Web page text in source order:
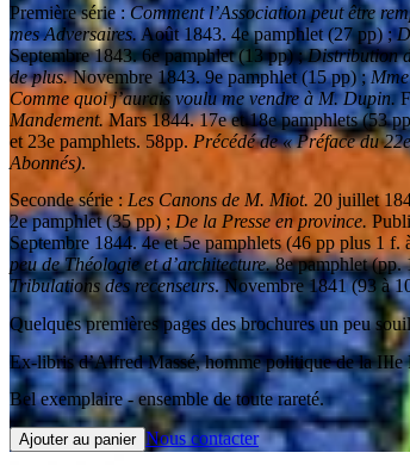
Première série : Comment l’Association peut être
mes Adversaires.Août 1843. 4e pamphlet (27 pp) ;
Septembre 1843. 6e pamphlet (13 pp) ;Distribution
de plus.Novembre 1843. 9e pamphlet (15 pp) ;
Comme quoi j’aurais voulu me vendre à M. Dupin.
Mandement.Mars 1844. 17e et 18e pamphlets (53
et 23e pamphlets. 58pp. Précédé de « Préface du
Abonnés).
Seconde série : Les Canons de M. Miot. 20 juillet
2e pamphlet (35 pp) ; De la Presse en province.
Septembre 1844. 4e et 5e pamphlets (46 pp plus 1
peu de Théologie et d’architecture.8e pamphlet
Tribulations des recenseurs. Novembre 1841 (93 à
Quelques premières pages des brochures un peu
Ex-libris d’Alfred Massé, homme politique de la
Bel exemplaire - ensemble de toute rareté.
Ajouter au panier Nous contacter